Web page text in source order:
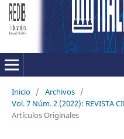
Inicio / Archivos /
Vol. 7 Núm. 2 (2022): REVISTA
Artículos Originales